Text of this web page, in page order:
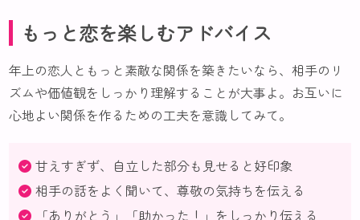
もっと恋を楽しむアドバイス
年上の恋人ともっと素敵な関係を築きたいなら、相手のリ
ズムや価値観をしっかり理解することが大事よ。お互いに
心地よい関係を作るための工夫を意識してみて。
甘えすぎず、自立した部分も見せると好印象
相手の話をよく聞いて、尊敬の気持ちを伝える
「ありがとう」「助かった！」をしっかり伝える